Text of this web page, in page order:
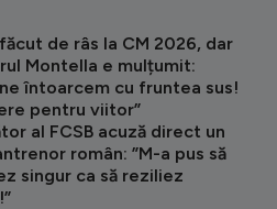
de râs la CM 2026, dar
Montella e mulțumit:
întoarcem cu fruntea sus!
pentru viitor”
al FCSB acuză direct un
român: ”M-a pus să
singur ca să reziliez